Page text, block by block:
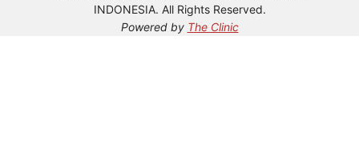
INDONESIA. All Rights Reserved.
Powered by The Clinic